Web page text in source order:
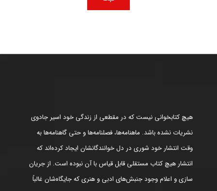
هیچ کتابخوانی نیست که در مقطعی از زندگی خود اسیر جادوی
نشریات نشده باشد. ماهنامه‌ها، فصلنامه‌ها و حتی گاهنامه‌ها به
وقت انتشار خود شوری در دل خوانندگانشان ایجاد کرده‌اند که
انتشار هیچ کتاب مستقلی قابل قیاس با آن نبوده است. از جریان
سازی و اعلام وجود جنبش‌های ادبی و هنری که جایگاه‌شان غالباً